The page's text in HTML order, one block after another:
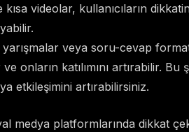
videolar, kullanıcıların
veya soru-cevap
onların katılımını artırabilir.
etkileşimini artırabilirsiniz.
medya platformlarında dikkat